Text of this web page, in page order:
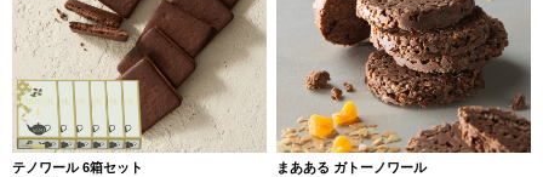
テノワール 6箱セット まあある ガトーノワール